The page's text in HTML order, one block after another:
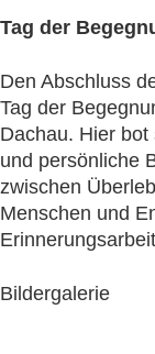
Tag der
Den Abschluss
Tag der
Dachau. Hier
und persönliche
zwischen
Menschen und
Bildergalerie